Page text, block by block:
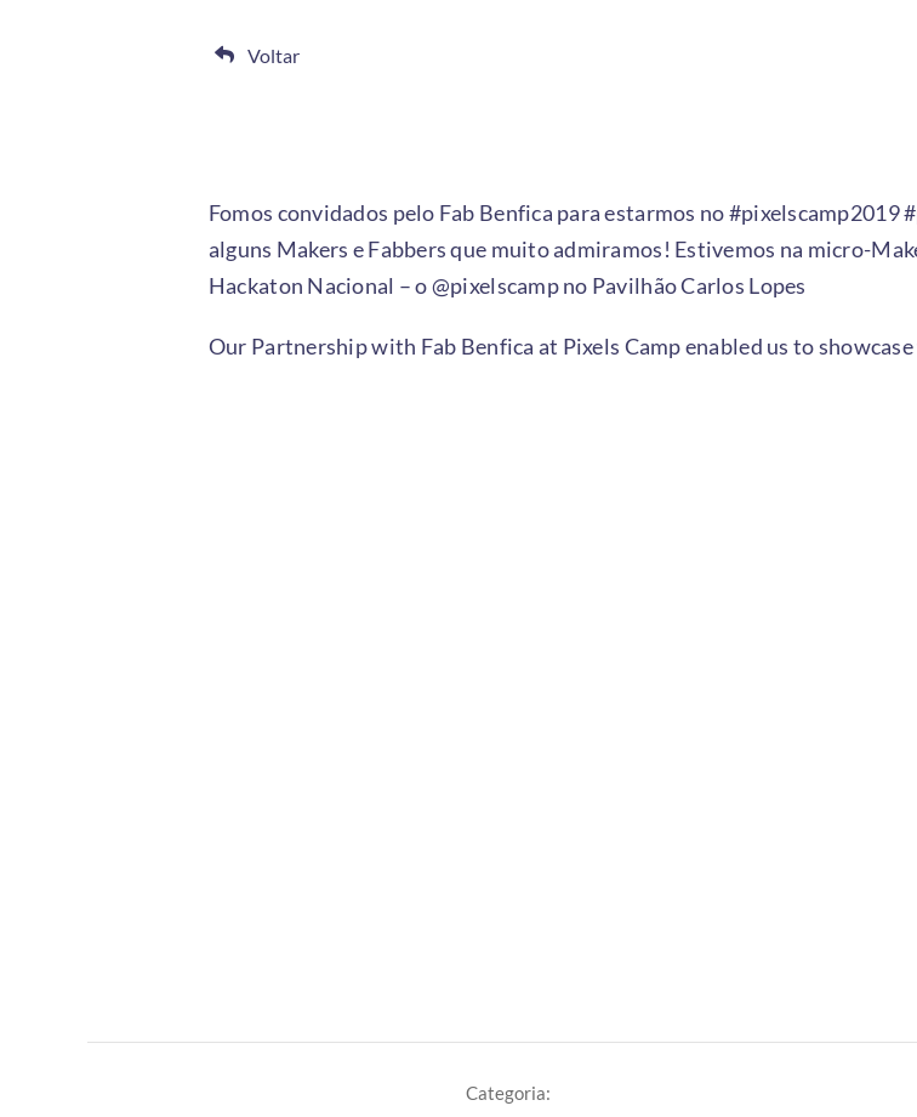
Voltar
Fomos convidados pelo Fab Benfica para estarmos no#pixelscamp2019
alguns Makers e Fabbers que muito admiramos! Estivemos na micro-
Hackaton Nacional – o @pixelscamp no Pavilhão Carlos Lopes
Our Partnership with Fab Benfica at Pixels Campenabled us to
Categoria: